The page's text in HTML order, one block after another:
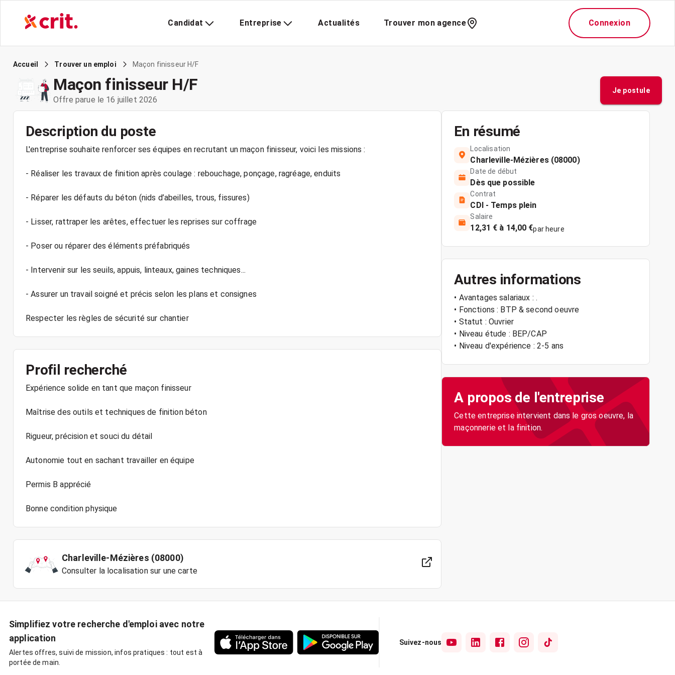
Candidat Entreprise Actualités Trouver mon agence Connexion
Accueil Trouver un emploi Maçon finisseur H/F
Maçon finisseur H/F
Offre parue le 16 juillet 2026
Je postule
Description du poste
L'entreprise souhaite renforcer ses équipes en recrutant un maçon finisseur, voici les missions :
- Réaliser les travaux de finition après coulage : rebouchage, ponçage, ragréage, enduits
- Réparer les défauts du béton (nids d’abeilles, trous, fissures)
- Lisser, rattraper les arêtes, effectuer les reprises sur coffrage
- Poser ou réparer des éléments préfabriqués
- Intervenir sur les seuils, appuis, linteaux, gaines techniques...
- Assurer un travail soigné et précis selon les plans et consignes
Respecter les règles de sécurité sur chantier
Profil recherché
Expérience solide en tant que maçon finisseur
Maîtrise des outils et techniques de finition béton
Rigueur, précision et souci du détail
Autonomie tout en sachant travailler en équipe
Permis B apprécié
Bonne condition physique
Charleville-Mézières (08000)
Consulter la localisation sur une carte
En résumé
Localisation
Charleville-Mézières (08000)
Date de début
Dès que possible
Contrat
CDI - Temps plein
Salaire
12,31 € à 14,00 €par heure
Autres informations
• Avantages salariaux : .
• Fonctions : BTP & second oeuvre
• Statut : Ouvrier
• Niveau étude : BEP/CAP
• Niveau d'expérience : 2-5 ans
A propos de l'entreprise
Cette entreprise intervient dans le gros oeuvre, la
maçonnerie et la finition.
Simplifiez votre recherche d'emploi avec notre
application
Alertes offres, suivi de mission, infos pratiques : tout est à
portée de main.
Suivez-nous